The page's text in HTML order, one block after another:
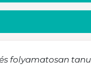
folyamatosan